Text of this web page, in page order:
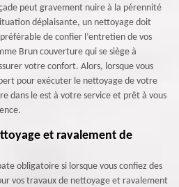
peut gravement nuire à la pérennité
déplaisante, un nettoyage doit
de confier l’entretien de vos
Brun couverture qui se siège à
votre confort. Alors, lorsque vous
pour exécuter le nettoyage de votre
dans le est à votre service et prêt à vous
et ravalement de
obligatoire si lorsque vous confiez des
vos travaux de nettoyage et ravalement